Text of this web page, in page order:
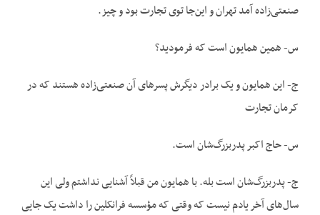
صنعتی‌زاده آمد تهران و این‌جا توی تجارت بود و چیز.
س- همین همایون است که فرمودید؟
ج- این همایون و یک برادر دیگرش پسرهای آن صنعتی‌زاده هستند که در
کرمان تجارت
س- حاج اکبر پدربزرگ‌شان است.
ج- پدربزرگ‌شان است بله. با همایون من قبلاً آشنایی نداشتم ولی این
سال‌های آخر یادم نیست که وقتی که مؤسسه فرانکلین را داشت یک جایی